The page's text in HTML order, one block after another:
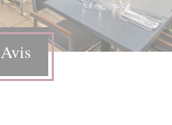
Avis